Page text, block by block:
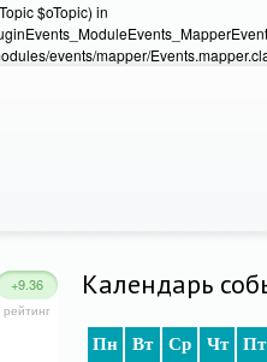
$oTopic) in
events/mapper/
Календарь
Пн Вт Ср Чт Пт
+9.36
рейтинг